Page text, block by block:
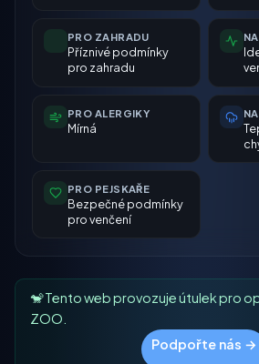
PRO ZAHRADU
Příznivé podmínky
pro zahradu
PRO ALERGIKY
Mírná
PRO PEJSKAŘE
Bezpečné podmínky
pro venčení
🐒 Tento web provozuje útulek pro
ZOO.
Podpořte nás →